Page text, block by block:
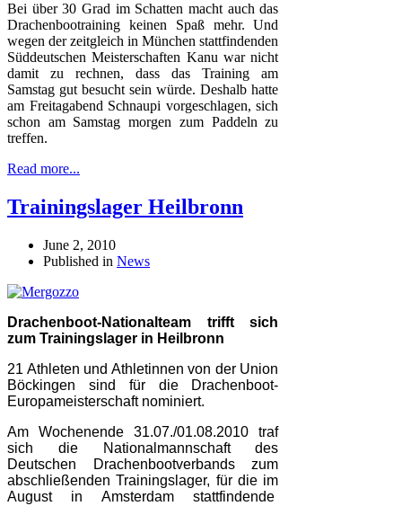
Bei über 30 Grad im Schatten macht auch das
Drachenbootraining keinen Spaß mehr. Und
wegen der zeitgleich in München stattfindenden
Süddeutschen Meisterschaften Kanu war nicht
damit zu rechnen, dass das Training am
Samstag gut besucht sein würde. Deshalb hatte
am Freitagabend Schnaupi vorgeschlagen, sich
schon am Samstag morgen zum Paddeln zu
treffen.
Read more...
Trainingslager Heilbronn
June 2, 2010
Published in News
Drachenboot-Nationalteam trifft sich
zum Trainingslager in Heilbronn
21 Athleten und Athletinnen von der Union
Böckingen sind für die Drachenboot-
Europameisterschaft nominiert.
Am Wochenende 31.07./01.08.2010 traf
sich die Nationalmannschaft des
Deutschen Drachenbootverbands zum
abschließenden Trainingslager, für die im
August in Amsterdam stattfindende